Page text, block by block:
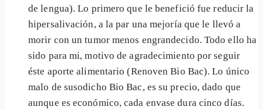
de lengua). Lo primero que le benefició fue reducir la
hipersalivación, a la par una mejoría que le llevó a
morir con un tumor menos engrandecido. Todo ello ha
sido para mi, motivo de agradecimiento por seguir
éste aporte alimentario (Renoven Bio Bac). Lo único
malo de susodicho Bio Bac, es su precio, dado que
aunque es económico, cada envase dura cinco días.